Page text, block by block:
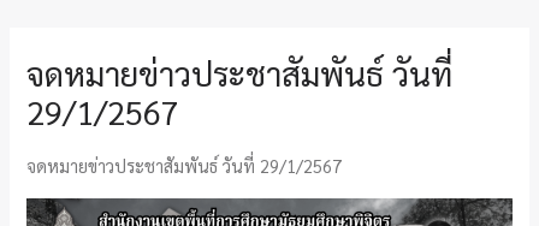
จดหมายข่าวประชาสัมพันธ์ วันที่
29/1/2567
จดหมายข่าวประชาสัมพันธ์ วันที่ 29/1/2567